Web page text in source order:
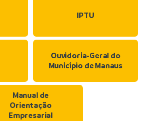
IPTU
Ouvidoria-Geral do
Município de Manaus
Manual de
Orientação
Empresarial